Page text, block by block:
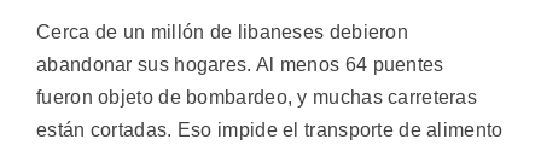
Cerca de un millón de libaneses debieron
abandonar sus hogares. Al menos 64 puentes
fueron objeto de bombardeo, y muchas carreteras
están cortadas. Eso impide el transporte de alimento